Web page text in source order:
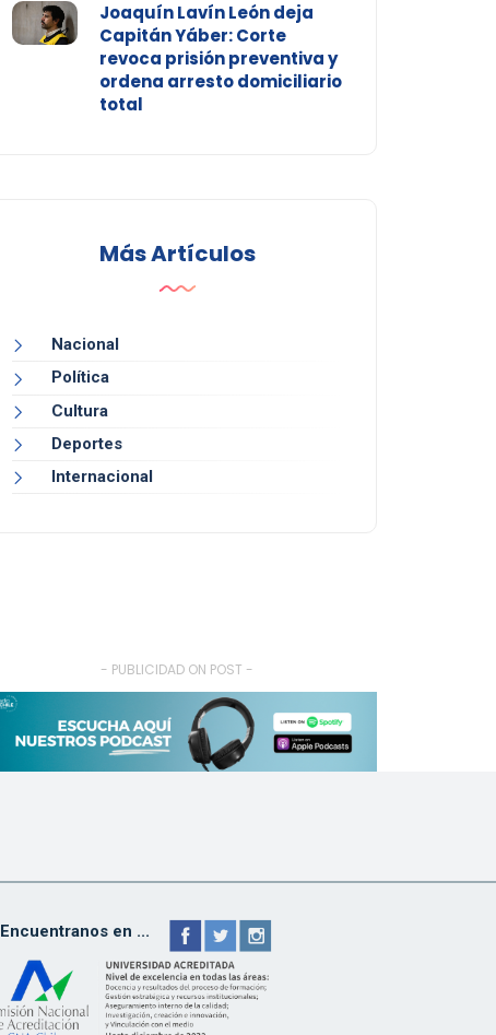
Joaquín Lavín León deja
Capitán Yáber: Corte
revoca prisión preventiva y
ordena arresto domiciliario
total
Más Artículos
Nacional
Política
Cultura
Deportes
Internacional
- PUBLICIDAD ON POST -
Encuentranos en ...